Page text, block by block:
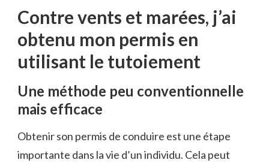
Contre vents et marées, j’ai
obtenu mon permis en
utilisant le tutoiement
Une méthode peu conventionnelle
mais efficace
Obtenir son permis de conduire est une étape
importante dans la vie d’un individu. Cela peut